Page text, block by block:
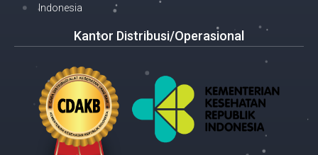
Indonesia
Kantor Distribusi/Operasional